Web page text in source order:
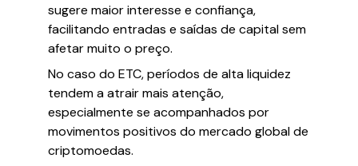
sugere maior interesse e confiança,
facilitando entradas e saídas de capital sem
afetar muito o preço.
No caso do ETC, períodos de alta liquidez
tendem a atrair mais atenção,
especialmente se acompanhados por
movimentos positivos do mercado global de
criptomoedas.